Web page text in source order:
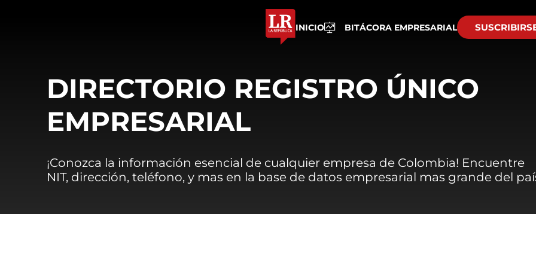
INICIO BITÁCORA EMPRESARIAL
DIRECTORIO REGISTRO ÚNICO
EMPRESARIAL
¡Conozca la información esencial de cualquier empresa de Colombia! Encuentre
NIT, dirección, teléfono, y mas en la base de datos empresarial mas grande del